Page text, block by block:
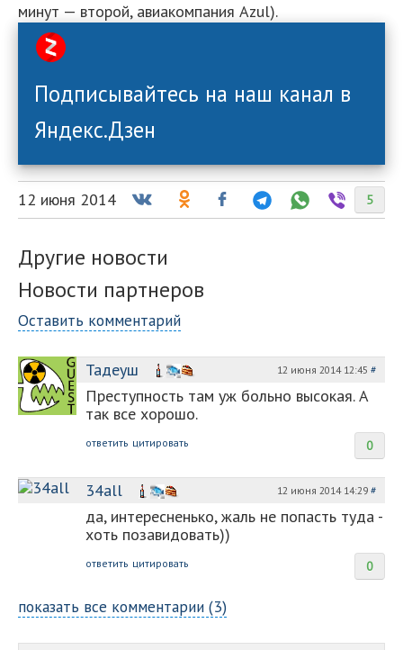
минут — второй, авиакомпания Azul).
Подписывайтесь на наш канал в
Яндекс.Дзен
5
12 июня 2014
Другие новости
Новости партнеров
Оставить комментарий
Тадеуш 12 июня 2014 12:45 #
Преступность там уж больно высокая. А
так все хорошо.
0
ответить цитировать
34all 12 июня 2014 14:29 #
да, интересненько, жаль не попасть туда -
хоть позавидовать))
0
ответить цитировать
показать все комментарии (3)